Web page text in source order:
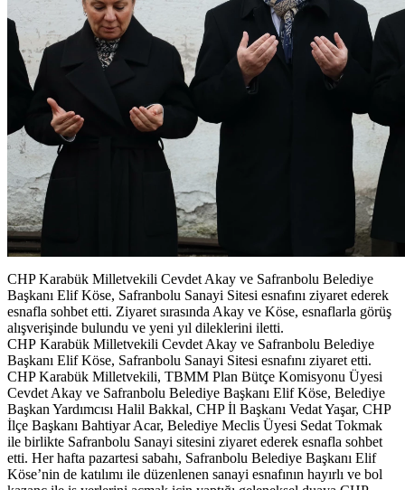
CHP Karabük Milletvekili Cevdet Akay ve Safranbolu Belediye
Başkanı Elif Köse, Safranbolu Sanayi Sitesi esnafını ziyaret ederek
esnafla sohbet etti. Ziyaret sırasında Akay ve Köse, esnaflarla görüş
alışverişinde bulundu ve yeni yıl dileklerini iletti.
CHP Karabük Milletvekili Cevdet Akay ve Safranbolu Belediye
Başkanı Elif Köse, Safranbolu Sanayi Sitesi esnafını ziyaret etti.
CHP Karabük Milletvekili, TBMM Plan Bütçe Komisyonu Üyesi
Cevdet Akay ve Safranbolu Belediye Başkanı Elif Köse, Belediye
Başkan Yardımcısı Halil Bakkal, CHP İl Başkanı Vedat Yaşar, CHP
İlçe Başkanı Bahtiyar Acar, Belediye Meclis Üyesi Sedat Tokmak
ile birlikte Safranbolu Sanayi sitesini ziyaret ederek esnafla sohbet
etti. Her hafta pazartesi sabahı, Safranbolu Belediye Başkanı Elif
Köse’nin de katılımı ile düzenlenen sanayi esnafının hayırlı ve bol